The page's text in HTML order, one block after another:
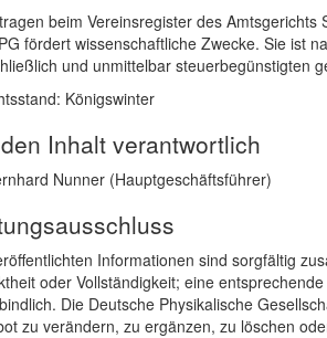
beim Vereinsregister des
fördert wissenschaftliche Zwecke. Sie ist
und unmittelbar steuerbegünstigten
Königswinter
Inhalt verantwortlich
Nunner (Hauptgeschäftsführer)
Informationen sind sorgfältig
oder Vollständigkeit; eine
Die Deutsche Physikalische
zu verändern, zu ergänzen, zu löschen